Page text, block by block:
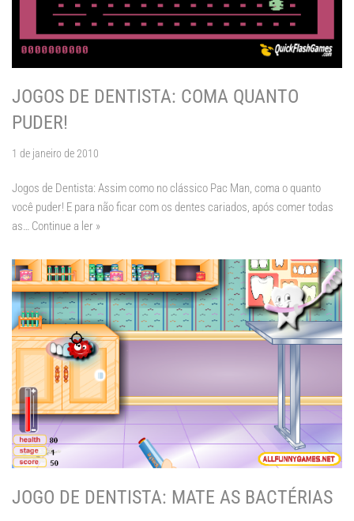
JOGOS DE DENTISTA: COMA QUANTO
PUDER!
1 de janeiro de 2010
Jogos de Dentista: Assim como no clássico Pac Man, coma o quanto
você puder! E para não ficar com os dentes cariados, após comer todas
as… Continue a ler »
JOGO DE DENTISTA: MATE AS BACTÉRIAS